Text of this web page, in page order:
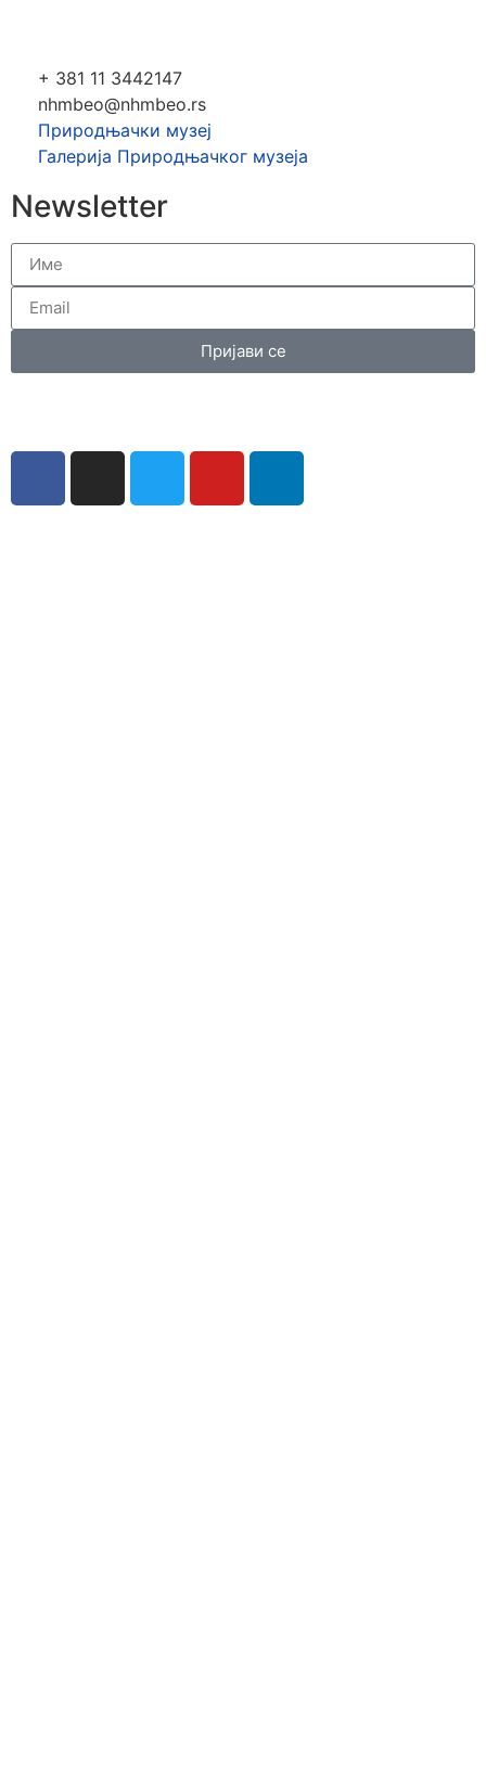
+ 381 11 3442147
nhmbeo@nhmbeo.rs
Природњачки музеј
Галерија Природњачког музеја
Newsletter
Пријави се